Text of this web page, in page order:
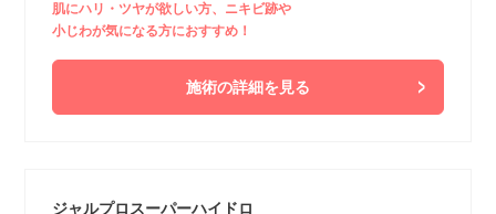
肌にハリ・ツヤが欲しい方、ニキビ跡や
小じわが気になる方におすすめ！
施術の詳細を見る
ジャルプロスーパーハイドロ